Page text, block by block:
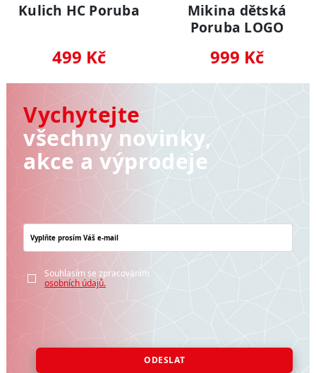
Kulich HC Poruba
499 Kč
Mikina dětská
Poruba LOGO
999 Kč
Vychytejte
všechny novinky,
akce a výprodeje
Souhlasím se zpracováním
osobních údajů.
ODESLAT